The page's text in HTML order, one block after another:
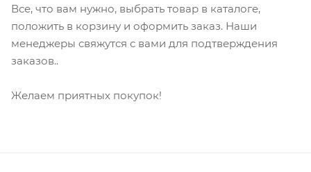
Все, что вам нужно, выбрать товар в каталоге,
положить в корзину и оформить заказ. Наши
менеджеры свяжутся с вами для подтверждения
заказов..
Желаем приятных покупок!